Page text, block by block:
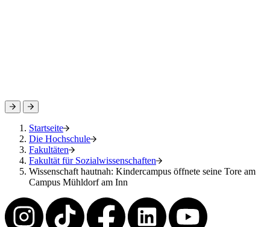
Startseite
Die Hochschule
Fakultäten
Fakultät für Sozialwissenschaften
Wissenschaft hautnah: Kindercampus öffnete seine Tore am
Campus Mühldorf am Inn